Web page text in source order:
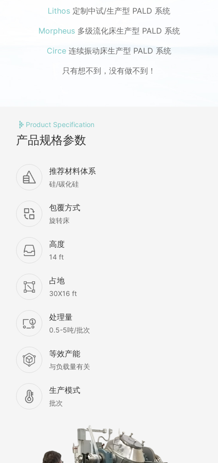
Lithos 定制中试/生产型 PALD 系统
Morpheus多级流化床生产型 PALD 系统
Circe 连续振动床生产型 PALD 系统
只有想不到，没有做不到！
Product Specification
产品规格参数
推荐材料体系
硅/碳化硅
包覆方式
旋转床
高度
14 ft
占地
30X16 ft
处理量
0.5-5吨/批次
等效产能
与负载量有关
生产模式
批次